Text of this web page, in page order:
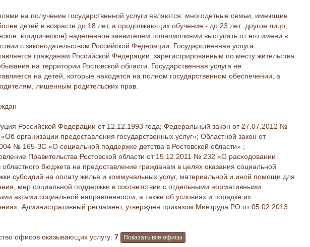
на получение государственной услуги являются: многодетные семьи, имеющие
детей в возрасте до 18 лет, а продолжающих обучение - до 23 лет; другое лицо,
юридическое) наделенное заявителем полномочиями выступать от его имени в
с законодательством Российской Федерации. Государственная услуга
гражданам Российской Федерации, зарегистрированным по месту жительства
на территории Ростовской области. Государственная услуга не
на детей, которые находятся на полном государственном обеспечении, а
лишенным родительских прав.
Российской Федерации от 12.12.1993 года; Федеральный закон от 27.07.2012 №
организации предоставления государственных услуг»; Областной закон от
№ 165-ЗС «О социальной поддержке детства в Ростовской области» ;
Правительства Ростовской области от 15.12.2011 № 232 «О расходовании
областного бюджета на предоставление гражданам в целях оказания социальной
субсидий на оплату жилья и коммунальных услуг, материальной и иной помощи для
мер социальной поддержки в соответствии с отдельными нормативными
актами социальной направленности, а также об условиях и порядке их
Административный регламент, утвержден приказом Минтруда РО от 05.02.2013
офисов оказывающих услугу: 7 Показать все офисы